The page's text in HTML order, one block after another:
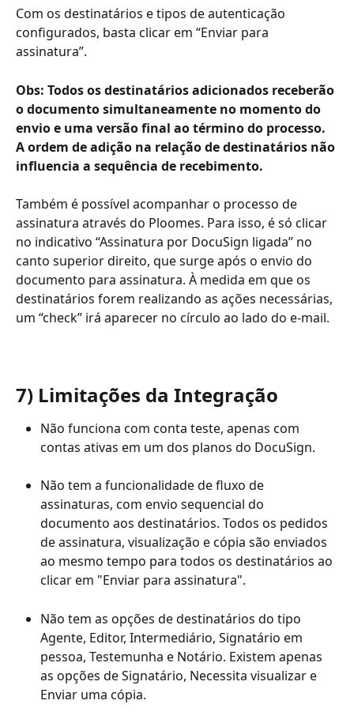
Com os destinatários e tipos de autenticação
configurados, basta clicar em “Enviar para
assinatura”.
Obs: Todos os destinatários adicionados receberão
o documento simultaneamente no momento do
envio e uma versão final ao término do processo.
A ordem de adição na relação de destinatários não
influencia a sequência de recebimento.
Também é possível acompanhar o processo de
assinatura através do Ploomes. Para isso, é só clicar
no indicativo “Assinatura por DocuSign ligada” no
canto superior direito, que surge após o envio do
documento para assinatura. À medida em que os
destinatários forem realizando as ações necessárias,
um “check” irá aparecer no círculo ao lado do e-mail.
7) Limitações da Integração
Não funciona com conta teste, apenas com
contas ativas em um dos planos do DocuSign.
Não tem a funcionalidade de fluxo de
assinaturas, com envio sequencial do
documento aos destinatários. Todos os pedidos
de assinatura, visualização e cópia são enviados
ao mesmo tempo para todos os destinatários ao
clicar em "Enviar para assinatura".
Não tem as opções de destinatários do tipo
Agente, Editor, Intermediário, Signatário em
pessoa, Testemunha e Notário. Existem apenas
as opções de Signatário, Necessita visualizar e
Enviar uma cópia.